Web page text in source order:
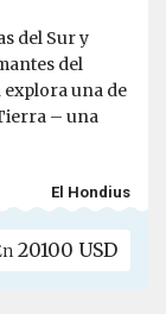
del Sur y
del
explora una de
– una
El Hondius
20100 USD